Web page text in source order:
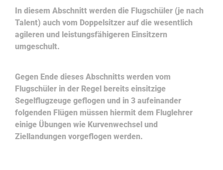
In diesem Abschnitt werden die Flugschüler (je nach
Talent) auch vom Doppelsitzer auf die wesentlich
agileren und leistungsfähigeren Einsitzern
umgeschult.
Gegen Ende dieses Abschnitts werden vom
Flugschüler in der Regel bereits einsitzige
Segelflugzeuge geflogen und in 3 aufeinander
folgenden Flügen müssen hiermit dem Fluglehrer
einige Übungen wie Kurvenwechsel und
Ziellandungen vorgeflogen werden.